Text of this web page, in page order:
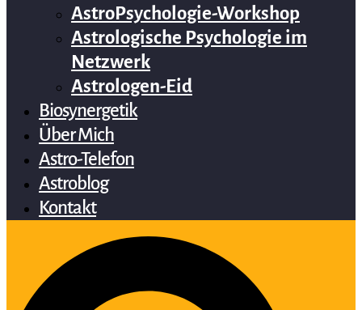
AstroPsychologie-Workshop
Astrologische Psychologie im
Netzwerk
Astrologen-Eid
Biosynergetik
Über Mich
Astro-Telefon
Astroblog
Kontakt